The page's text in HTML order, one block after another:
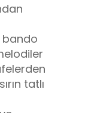
bando
tatlı